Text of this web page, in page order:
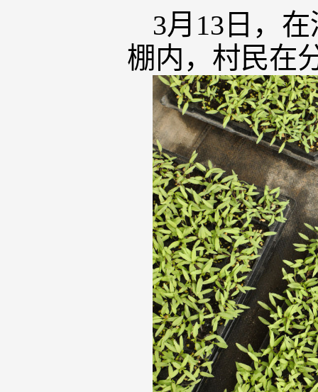
3月13日，
棚内，村民在